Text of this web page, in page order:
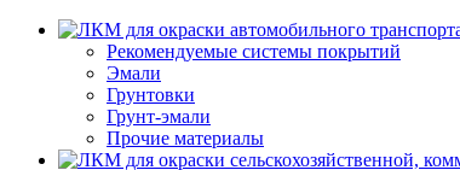
Рекомендуемые системы покрытий
Эмали
Грунтовки
Грунт-эмали
Прочие материалы